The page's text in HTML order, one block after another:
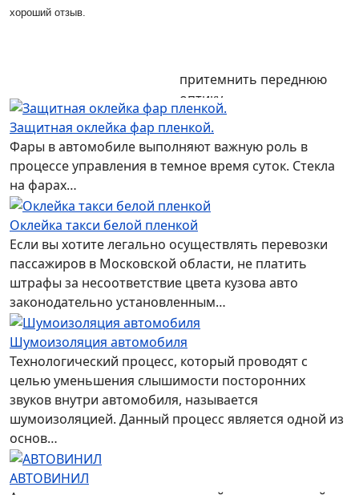
хороший отзыв.
притемнить переднюю
оптику
Защитная оклейка фар пленкой.
Фары в автомобиле выполняют важную роль в
процессе управления в темное время суток. Стекла
на фарах…
Оклейка такси белой пленкой
Если вы хотите легально осуществлять перевозки
пассажиров в Московской области, не платить
штрафы за несоответствие цвета кузова авто
законодательно установленным…
Шумоизоляция автомобиля
Технологический процесс, который проводят с
целью уменьшения слышимости посторонних
звуков внутри автомобиля, называется
шумоизоляцией. Данный процесс является одной из
основ…
АВТОВИНИЛ